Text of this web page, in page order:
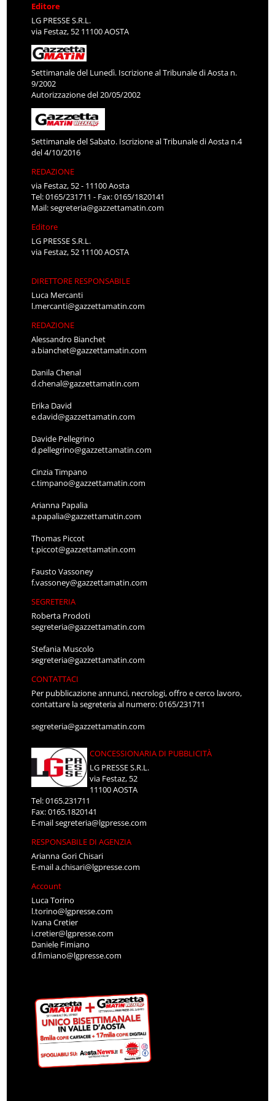
Editore
LG PRESSE S.R.L.
via Festaz, 52 11100 AOSTA
Settimanale del Lunedì. Iscrizione al Tribunale di Aosta n.
9/2002
Autorizzazione del 20/05/2002
Settimanale del Sabato. Iscrizione al Tribunale di Aosta n.4
del 4/10/2016
REDAZIONE
via Festaz, 52 - 11100 Aosta
Tel: 0165/231711 - Fax: 0165/1820141
Mail:segreteria@gazzettamatin.com
Editore
LG PRESSE S.R.L.
via Festaz, 52 11100 AOSTA
DIRETTORE RESPONSABILE
Luca Mercanti
l.mercanti@gazzettamatin.com
REDAZIONE
Alessandro Bianchet
a.bianchet@gazzettamatin.com
Danila Chenal
d.chenal@gazzettamatin.com
Erika David
e.david@gazzettamatin.com
Davide Pellegrino
d.pellegrino@gazzettamatin.com
Cinzia Timpano
c.timpano@gazzettamatin.com
Arianna Papalia
a.papalia@gazzettamatin.com
Thomas Piccot
t.piccot@gazzettamatin.com
Fausto Vassoney
f.vassoney@gazzettamatin.com
SEGRETERIA
Roberta Prodoti
segreteria@gazzettamatin.com
Stefania Muscolo
segreteria@gazzettamatin.com
CONTATTACI
Per pubblicazione annunci, necrologi, offro e cerco lavoro,
contattare la segreteria al numero: 0165/231711
segreteria@gazzettamatin.com
CONCESSIONARIA DI PUBBLICITÀ
LG PRESSE S.R.L.
via Festaz, 52
11100 AOSTA
Tel: 0165.231711
Fax: 0165.1820141
E-mailsegreteria@lgpresse.com
RESPONSABILE DI AGENZIA
Arianna Gori Chisari
E-maila.chisari@lgpresse.com
Account
Luca Torino
l.torino@lgpresse.com
Ivana Cretier
i.cretier@lgpresse.com
Daniele Fimiano
d.fimiano@lgpresse.com